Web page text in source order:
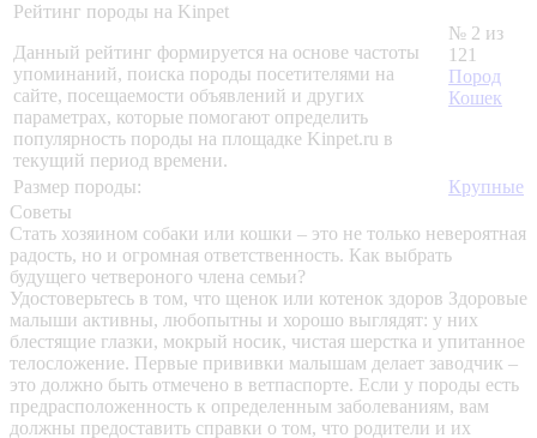
Рейтинг породы на Kinpet
Данный рейтинг формируется на основе частоты
упоминаний, поиска породы посетителями на
сайте, посещаемости объявлений и других
параметрах, которые помогают определить
популярность породы на площадке Kinpet.ru в
текущий период времени.
№ 2 из
121
Пород
Кошек
Размер породы:
Крупные
Советы
Стать хозяином собаки или кошки – это не только невероятная
радость, но и огромная ответственность. Как выбрать
будущего четвероного члена семьи?
Удостоверьтесь в том, что щенок или котенок здоров Здоровые
малыши активны, любопытны и хорошо выглядят: у них
блестящие глазки, мокрый носик, чистая шерстка и упитанное
телосложение. Первые прививки малышам делает заводчик –
это должно быть отмечено в ветпаспорте. Если у породы есть
предрасположенность к определенным заболеваниям, вам
должны предоставить справки о том, что родители и их